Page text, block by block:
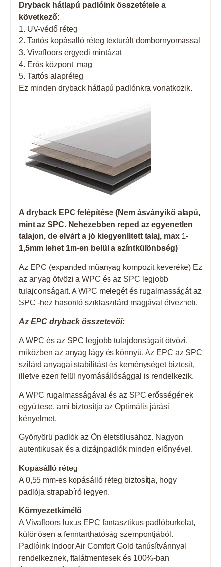
Dryback hátlapú padlóink ​​összetétele a
következő:
1. UV-védő réteg
2. Tartós kopásálló réteg texturált dombornyomással
3. Vivafloors ergyedi mintázat
4. Erős központi mag
5. Tartós alapréteg
Ez minden dryback hátlapú padlónkra vonatkozik.
A dryback EPC felépítése (Nem ásványikő alapú,
mint az SPC. Nehezebben reped az egyenetlen
talajon, de elvárt a jó kiegyenlített talaj, max 1-
1,5mm lehet 1m-en belül a színtkülönbség)
Az EPC (expanded műanyag kompozit keveréke) Ez
az anyag ötvözi a WPC és az SPC legjobb
tulajdonságait. A WPC melegét és rugalmasságát az
SPC -hez hasonló sziklaszilárd magjával élvezheti.
Az EPC dryback összetevői:
A WPC és az SPC legjobb tulajdonságait ötvözi,
miközben az anyag lágy és könnyü. Az EPC az SPC
szilárd anyagai stabilitást és keménységet biztosít,
illetve ezen felül nyomásállósággal is rendelkezik.
A WPC rugalmasságával és az SPC erősségének
együttese, ami biztosítja az Optimális járási
kényelmet.
Gyönyörű padlók az Ön életstílusához. Nagyon
autentikusak és a dizájnpadlók minden előnyével.
Kopásálló réteg
A 0,55 mm-es kopásálló réteg biztosítja, hogy
padlója strapabíró legyen.
Környezetkímélő
A Vivafloors luxus EPC fantasztikus padlóburkolat,
különösen a fenntarthatóság szempontjából.
Padlóink Indoor Air Comfort Gold tanúsítvánnyal
rendelkeznek, ftalátmentesek és 100%-ban